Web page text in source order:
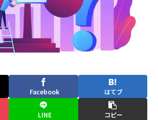
Facebook はてブ
LINE コピー